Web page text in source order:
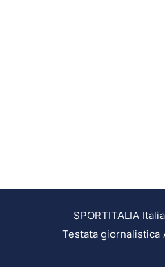
SPORTITALIA
Testata giornalistica